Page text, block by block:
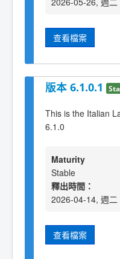
查看檔案
版本 6.1.0.1
This is the Italian
6.1.0
Maturity
Stable
釋出時間：
2026-04-14, 週
查看檔案